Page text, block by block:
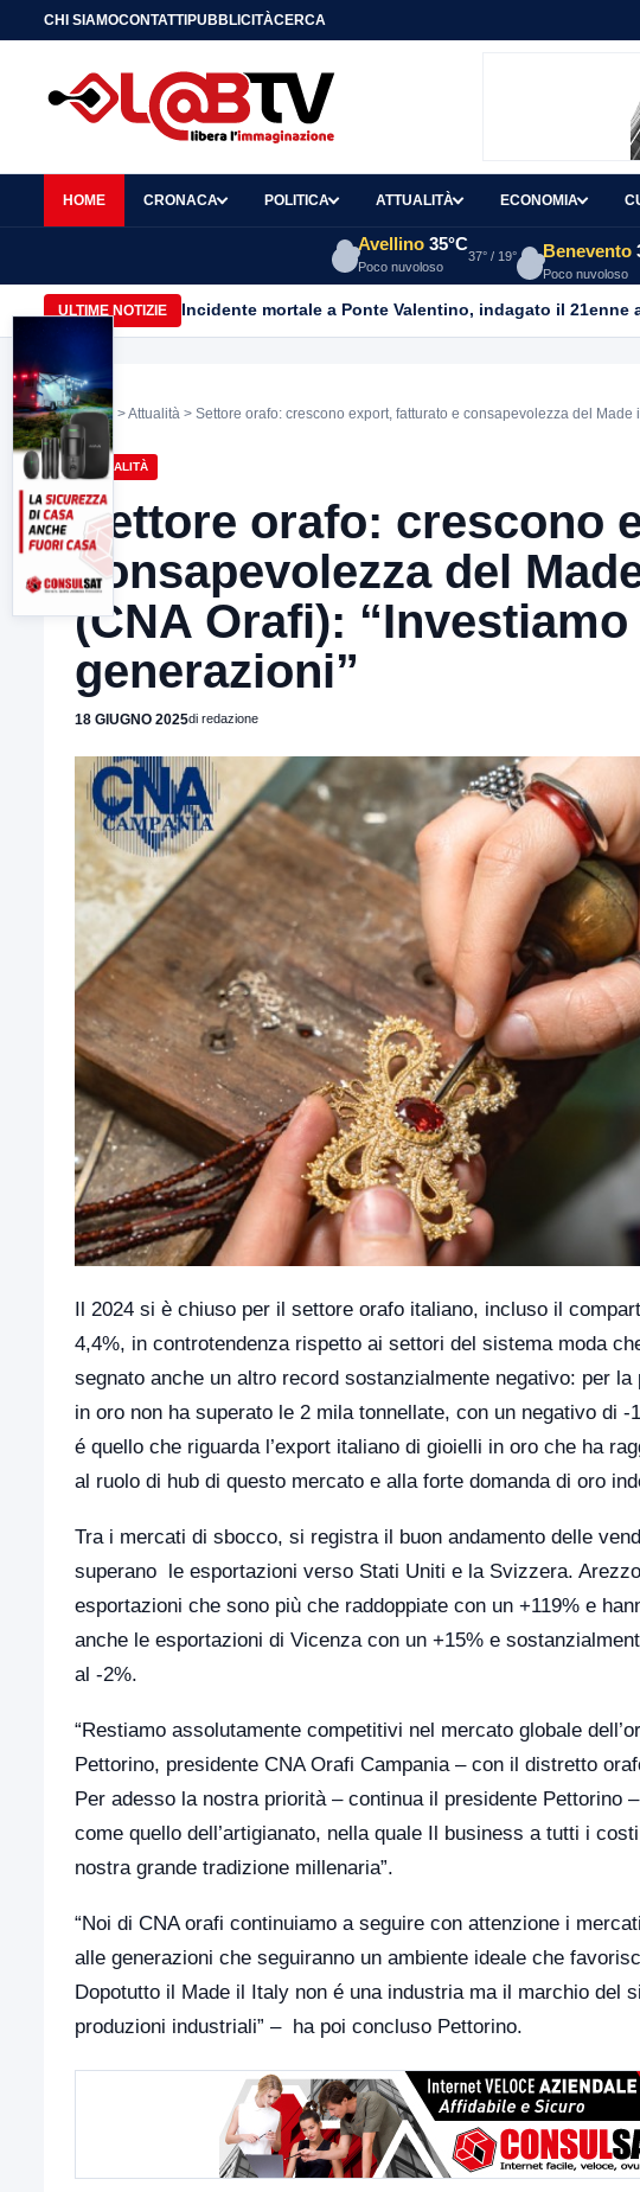
CHI SIAMOCONTATTIPUBBLICITÀCERCA
HOME CRONACA POLITICA ATTUALITÀ ECONOMIA
Avellino 35°C
Poco nuvoloso
37° / 19° Benevento
Poco nuvoloso
ULTIME NOTIZIE Incidente mortale a Ponte Valentino, indagato il
Home >Attualità > Settore orafo: crescono export, fatturato e consapevolezza del
ATTUALITÀ
Settore orafo: crescono
consapevolezza del
(CNA Orafi):
generazioni”
18 GIUGNO 2025di redazione
Il 2024 si è chiuso per il settore orafo italiano, incluso il
4,4%, in controtendenza rispetto ai settori del sistema moda
segnato anche un altro record sostanzialmente negativo: per
in oro non ha superato le 2 mila tonnellate, con un negativo di
é quello che riguarda l’export italiano di gioielli in oro che ha
al ruolo di hub di questo mercato e alla forte domanda di oro
Tra i mercati di sbocco, si registra il buon andamento delle
superano le esportazioni verso Stati Uniti e la Svizzera.
esportazioni che sono più che raddoppiate con un +119% e
anche le esportazioni di Vicenza con un +15% e
al -2%.
“Restiamo assolutamente competitivi nel mercato globale
Pettorino, presidente CNA Orafi Campania – con il distretto
Per adesso la nostra priorità – continua il presidente Pettorino
come quello dell’artigianato, nella quale Il business a tutti i
nostra grande tradizione millenaria”.
“Noi di CNA orafi continuiamo a seguire con attenzione i
alle generazioni che seguiranno un ambiente ideale che
Dopotutto il Made il Italy non é una industria ma il marchio del
produzioni industriali” – ha poi concluso Pettorino.